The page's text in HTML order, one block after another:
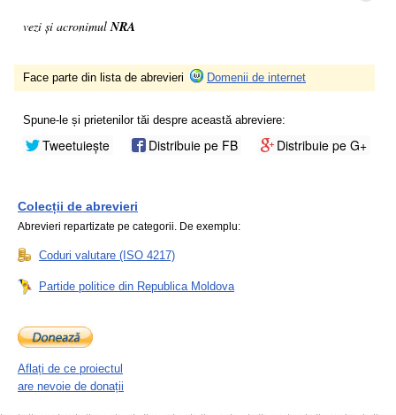
vezi și acronimulNRA
Face parte din lista de abrevieri Domenii de internet
Spune-le și prietenilor tăi despre această abreviere:
Tweetuiește Distribuie pe FB Distribuie pe G+
Colecții de abrevieri
Abrevieri repartizate pe categorii. De exemplu:
Coduri valutare (ISO 4217)
Partide politice din Republica Moldova
Aflați de ce proiectul
are nevoie de donații